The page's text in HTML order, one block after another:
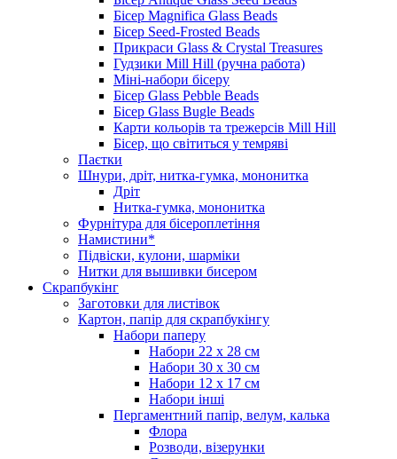
Бісер Magnifica Glass Beads
Бісер Seed-Frosted Beads
Прикраси Glass & Crystal Treasures
Гудзики Mill Hill (ручна работа)
Міні-набори бісеру
Бісер Glass Pebble Beads
Бісер Glass Bugle Beads
Карти кольорів та трежерсів Mill Hill
Бісер, що світиться у темряві
Паєтки
Шнури, дріт, нитка-гумка, мононитка
Дріт
Нитка-гумка, мононитка
Фурнітура для бісероплетіння
Намистини*
Підвіски, кулони, шарміки
Нитки для вышивки бисером
Скрапбукінг
Заготовки для листівок
Картон, папір для скрапбукінгу
Набори паперу
Набори 22 х 28 см
Набори 30 х 30 см
Набори 12 х 17 см
Набори інші
Пергаментний папір, велум, калька
Флора
Розводи, візерунки